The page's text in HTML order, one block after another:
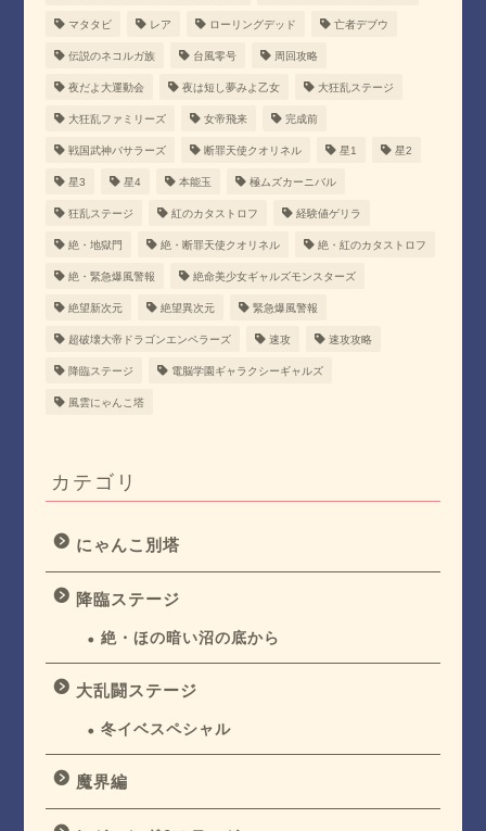
マタタビ レア ローリングデッド 亡者デブウ
伝説のネコルガ族 台風零号 周回攻略
夜だよ大運動会 夜は短し夢みよ乙女 大狂乱ステージ
大狂乱ファミリーズ 女帝飛来 完成前
戦国武神バサラーズ 断罪天使クオリネル 星1 星2
星3 星4 本能玉 極ムズカーニバル
狂乱ステージ 紅のカタストロフ 経験値ゲリラ
絶・地獄門 絶・断罪天使クオリネル 絶・紅のカタストロフ
絶・緊急爆風警報 絶命美少女ギャルズモンスターズ
絶望新次元 絶望異次元 緊急爆風警報
超破壊大帝ドラゴンエンペラーズ 速攻 速攻攻略
降臨ステージ 電脳学園ギャラクシーギャルズ
風雲にゃんこ塔
カテゴリ
にゃんこ別塔
降臨ステージ
絶・ほの暗い沼の底から
大乱闘ステージ
冬イベスペシャル
魔界編